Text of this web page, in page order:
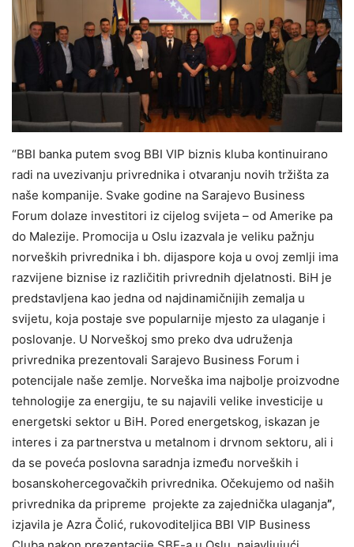
“BBI banka putem svog BBI VIP biznis kluba kontinuirano
radi na uvezivanju privrednika i otvaranju novih tržišta za
naše kompanije. Svake godine na Sarajevo Business
Forum dolaze investitori iz cijelog svijeta – od Amerike pa
do Malezije. Promocija u Oslu izazvala je veliku pažnju
norveških privrednika i bh. dijaspore koja u ovoj zemlji ima
razvijene biznise iz različitih privrednih djelatnosti. BiH je
predstavljena kao jedna od najdinamičnijih zemalja u
svijetu, koja postaje sve popularnije mjesto za ulaganje i
poslovanje. U Norveškoj smo preko dva udruženja
privrednika prezentovali Sarajevo Business Forum i
potencijale naše zemlje. Norveška ima najbolje proizvodne
tehnologije za energiju, te su najavili velike investicije u
energetski sektor u BiH. Pored energetskog, iskazan je
interes i za partnerstva u metalnom i drvnom sektoru, ali i
da se poveća poslovna saradnja između norveških i
bosanskohercegovačkih privrednika. Očekujemo od naših
privrednika da pripreme projekte za zajednička ulaganja”,
izjavila je Azra Čolić, rukovoditeljica BBI VIP Business